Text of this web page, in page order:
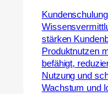
stärken
Produktnutzen
befähigt,
Nutzung und
Wachstum und